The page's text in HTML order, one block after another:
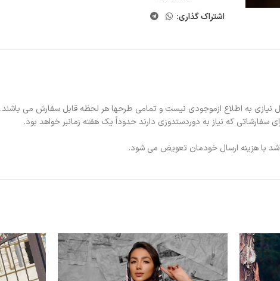
اشتراک گذاری:
به اطلاع ازموجودی نیست و تمامی طرحها هر لحظه قابل سفارش می باشند.
با هزینه ارسال خودمان تعویض می شود.